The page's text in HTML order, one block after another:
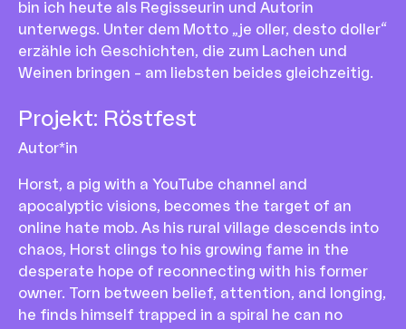
bin ich heute als Regisseurin und Autorin
unterwegs. Unter dem Motto „je oller, desto doller“
erzähle ich Geschichten, die zum Lachen und
Weinen bringen – am liebsten beides gleichzeitig.
Projekt: Röstfest
Autor*in
Horst, a pig with a YouTube channel and
apocalyptic visions, becomes the target of an
online hate mob. As his rural village descends into
chaos, Horst clings to his growing fame in the
desperate hope of reconnecting with his former
owner. Torn between belief, attention, and longing,
he finds himself trapped in a spiral he can no